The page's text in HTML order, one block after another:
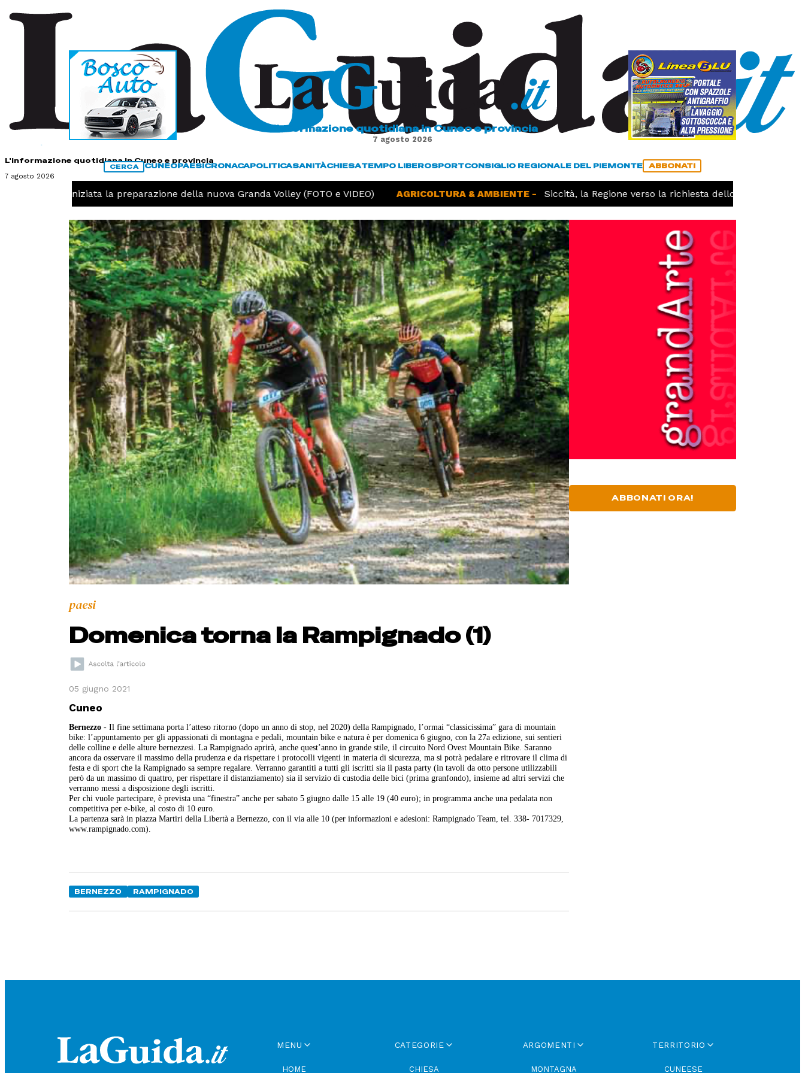
L'informazione quotidiana in Cuneo e provincia
7 agosto 2026
L'informazione quotidiana in Cuneo e provincia
7 agosto 2026
CERCA CUNEOPAESICRONACAPOLITICASANITÀCHIESATEMPO LIBEROSPORTCONSIGLIO REGIONALE DEL PIEMONTE ABBONATI
Pallavolo, iniziata la preparazione della nuova Granda Volley (FOTO e VIDEO) AGRICOLTURA & AMBIENTE - Siccità, la Regione verso la richiesta dello stato di
paesi
Domenica torna la Rampignado (1)
05 giugno 2021
Cuneo
Bernezzo - Il fine settimana porta l’atteso ritorno (dopo un anno di stop, nel 2020) della Rampignado, l’ormai “classicissima” gara di mountain
bike: l’appuntamento per gli appassionati di montagna e pedali, mountain bike e natura è per domenica 6 giugno, con la 27a edizione, sui sentieri
delle colline e delle alture bernezzesi. La Rampignado aprirà, anche quest’anno in grande stile, il circuito Nord Ovest Mountain Bike. Saranno
ancora da osservare il massimo della prudenza e da rispettare i protocolli vigenti in materia di sicurezza, ma si potrà pedalare e ritrovare il clima di
festa e di sport che la Rampignado sa sempre regalare. Verranno garantiti a tutti gli iscritti sia il pasta party (in tavoli da otto persone utilizzabili
però da un massimo di quattro, per rispettare il distanziamento) sia il servizio di custodia delle bici (prima granfondo), insieme ad altri servizi che
verranno messi a disposizione degli iscritti.
Per chi vuole partecipare, è prevista una “finestra” anche per sabato 5 giugno dalle 15 alle 19 (40 euro); in programma anche una pedalata non
competitiva per e-bike, al costo di 10 euro.
La partenza sarà in piazza Martiri della Libertà a Bernezzo, con il via alle 10 (per informazioni e adesioni: Rampignado Team, tel. 338- 7017329,
www.rampignado.com).
BERNEZZO RAMPIGNADO
ABBONATI ORA!
MENU
HOME
CATEGORIE
CHIESA
ARGOMENTI
MONTAGNA
TERRITORIO
CUNEESE